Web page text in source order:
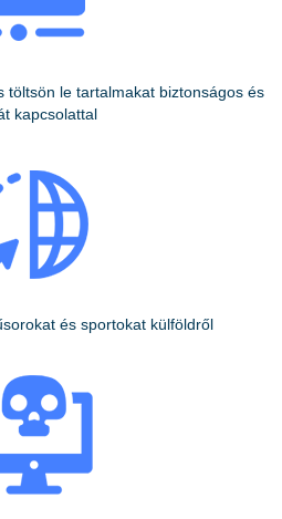
töltsön le tartalmakat biztonságos és
kapcsolattal
és sportokat külföldről